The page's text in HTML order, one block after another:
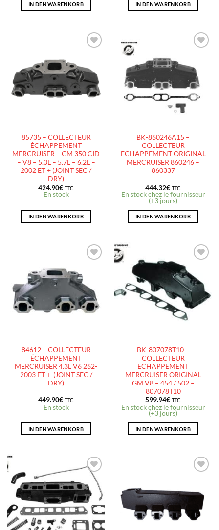
IN DEN WARENKORB IN DEN WARENKORB
À LA
LISTE
D’ENVIES
85735 – COLLECTEUR
ÉCHAPPEMENT
MERCRUISER – GM 350 CID
– V8 – 5.0L – 5.7L – 6.2L –
2002 ET + (JOINT SEC /
DRY)
424.90€ TTC
En stock
IN DEN WARENKORB
À LA
LISTE
D’ENVIES
BK-860246A15 –
COLLECTEUR
ECHAPPEMENT ORIGINAL
MERCRUISER 860246 –
860337
444.32€ TTC
En stock chez le fournisseur
(+3 jours)
IN DEN WARENKORB
À LA
LISTE
D’ENVIES
84612 – COLLECTEUR
ÉCHAPPEMENT
MERCRUISER 4.3L V6 262-
2003 ET + (JOINT SEC /
DRY)
449.90€ TTC
En stock
IN DEN WARENKORB
AJOUTER
À LA
LISTE
D’ENVIES
BK-807078T10 –
COLLECTEUR
ECHAPPEMENT
MERCRUISER ORIGINAL
GM V8 – 454 / 502 –
807078T10
599.94€ TTC
En stock chez le fournisseur
(+3 jours)
IN DEN WARENKORB
AJOUTER
À LA
LISTE
D’ENVIES
LISTE
D’ENVIES